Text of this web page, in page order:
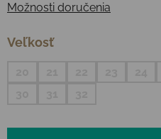
Možnosti doručenia
Veľkosť